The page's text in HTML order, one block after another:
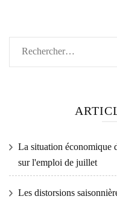
Rechercher :
La situation économique
sur l'emploi de juillet
Les distorsions